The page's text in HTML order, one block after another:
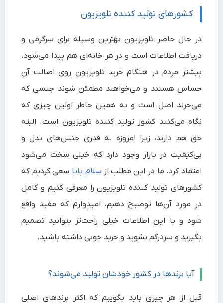
کشورهای تولید کننده تلویزیون
در حال حاضر تلویزیون بهترین وسیله برای سرگرمی و
دریافت اطلاعات است و در هر خانه‌ای هم پیدا می‌شود.
بیشتر مردم در هنگام خرید تلویزیون روی اصالت آن
حساس هستند و می‌خواهند مطمئن شوند جنسی که
می‌خرند اصل است و به همین خاطر اولین چیزی که
نگاه می‌کنند کشور تولید کننده تلویزیون است. البته
حق هم دارند، زیرا امروزه به قدری جنس‌های بدل و
بی‌کیفیت در بازار وجود دارد که خیلی سخت می‌شود
اعتماد کرد. ما در این مطلب از سلام بابا سعی کردیم که
کشورهای تولید کننده تلویزیون را معرفی کنیم و کامل
در مورد آن‌ها توضیح دهیم، امیدوارم که مفید واقع
شود و با این اطلاعات خیلی راحت‌‌تر بتوانید تصمیم
بگیرید و سردرگم نشوید و خرید خوبی داشته باشید.
آیا برندها در کشور خودشان تولید می‌شوند؟
قبل از هر چیزی باید بگوییم که اکثر برندهای اصلی